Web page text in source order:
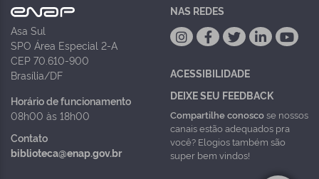
Asa Sul
SPO Área Especial 2-A
CEP 70.610-900
Brasília/DF
Horário de funcionamento
08h00 às 18h00
Contato
biblioteca@enap.gov.br
NAS REDES
ACESSIBILIDADE
DEIXE SEU FEEDBACK
Compartilhe conoscose nossos
canais estão adequados pra
você? Elogios também são
super bem vindos!